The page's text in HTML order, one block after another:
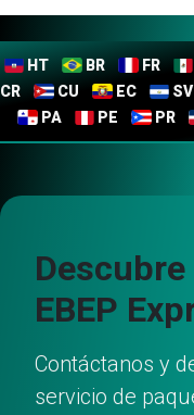
HT BR FR
CR
CU EC SV
PA
PE PR
EBEP
Contáctanos y
servicio de